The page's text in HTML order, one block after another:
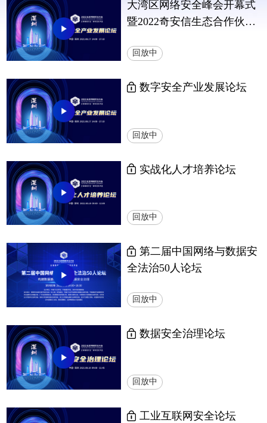
大湾区网络安全峰会开幕式
暨2022奇安信生态合作伙伴
回放中
数字安全产业发展论坛
回放中
实战化人才培养论坛
回放中
全法治50人论坛
回放中
数据安全治理论坛
回放中
工业互联网安全论坛